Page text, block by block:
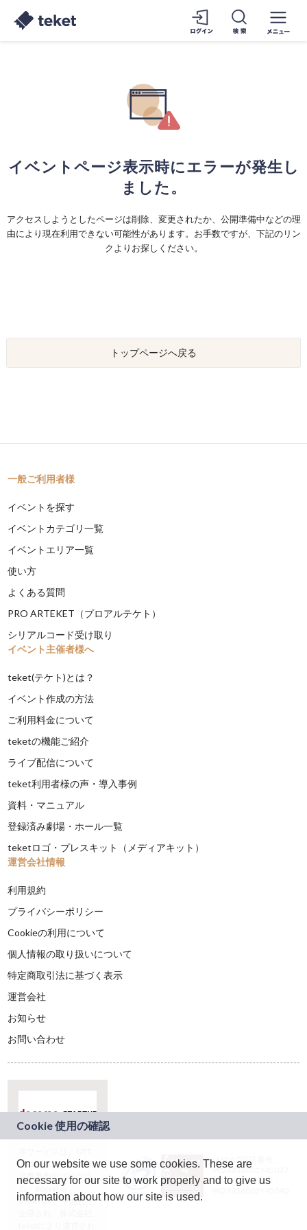
イベントページ表示時にエラーが発生し
ました。
アクセスしようとしたページは削除、変更されたか、公開準備中などの理
由により現在利用できない可能性があります。お手数ですが、下記のリン
クよりお探しください。
トップページへ戻る
一般ご利用者様
イベントを探す
イベントカテゴリ一覧
イベントエリア一覧
使い方
よくある質問
PRO ARTEKET（プロアルテケト）
シリアルコード受け取り
イベント主催者様へ
teket(テケト)とは？
イベント作成の方法
ご利用料金について
teketの機能ご紹介
ライブ配信について
teket利用者様の声・導入事例
資料・マニュアル
登録済み劇場・ホール一覧
teketロゴ・プレスキット（メディアキット）
運営会社情報
利用規約
プライバシーポリシー
Cookieの利用について
個人情報の取り扱いについて
特定商取引法に基づく表示
運営会社
お知らせ
お問い合わせ
ドコモグループの新
規事業創出プログラ
ム「docomo
STARTUP」を通じて
JASRAC許諾番号：
9024936001Y45037
JASRAC許諾番号：
On our website we use some cookies. These are
necessary for our site to work properly and to give us
information about how our site is used.